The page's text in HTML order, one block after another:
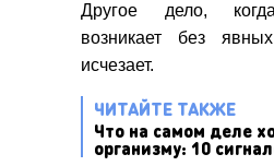
Другое дело,
возникает без
исчезает.
ЧИТАЙТЕ ТАКЖЕ
Что на самом деле
организму: 10